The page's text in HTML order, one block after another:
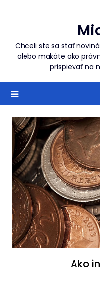
Chceli ste sa stať
alebo makáte ako
prispievať na
Ako